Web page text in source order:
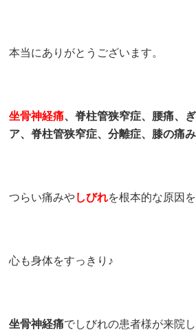
本当にありがとうございます。
坐骨神経痛、脊柱管狭窄症、腰痛、
ア、脊柱管狭窄症、分離症、膝の痛み
つらい痛みやしびれを根本的な原因
心も身体をすっきり♪
坐骨神経痛でしびれの患者様が来院し